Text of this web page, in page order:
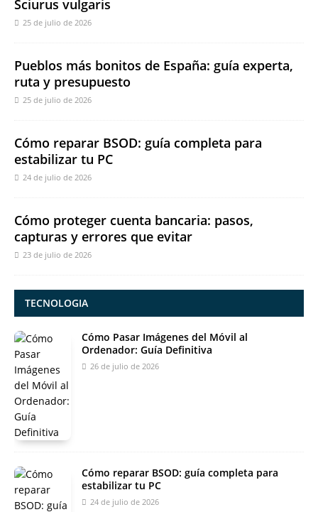
Sciurus vulgaris
25 de julio de 2026
Pueblos más bonitos de España: guía experta,
ruta y presupuesto
25 de julio de 2026
Cómo reparar BSOD: guía completa para
estabilizar tu PC
24 de julio de 2026
Cómo proteger cuenta bancaria: pasos,
capturas y errores que evitar
23 de julio de 2026
TECNOLOGIA
Cómo Pasar Imágenes del Móvil al
Ordenador: Guía Definitiva
26 de julio de 2026
Cómo reparar BSOD: guía completa para
estabilizar tu PC
24 de julio de 2026